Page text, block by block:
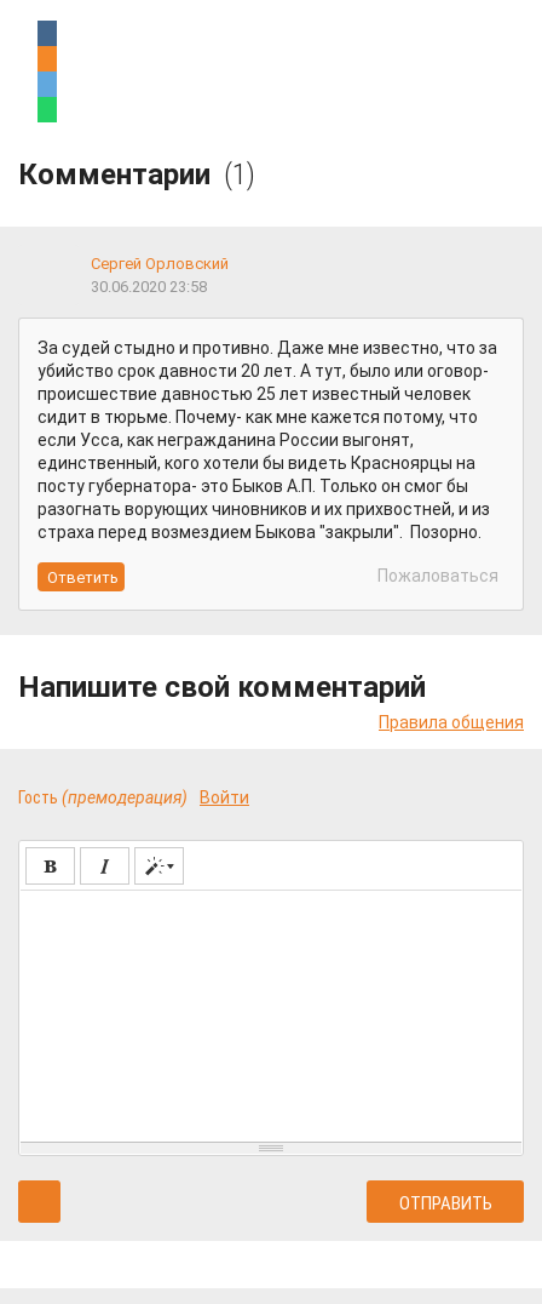
Комментарии (1)
Сергей Орловский
30.06.2020 23:58
За судей стыдно и противно. Даже мне известно, что за
убийство срок давности 20 лет. А тут, было или оговор-
происшествие давностью 25 лет известный человек
сидит в тюрьме. Почему- как мне кажется потому, что
если Усса, как негражданина России выгонят,
единственный, кого хотели бы видеть Красноярцы на
посту губернатора- это Быков А.П. Только он смог бы
разогнать ворующих чиновников и их прихвостней, и из
страха перед возмездием Быкова "закрыли". Позорно.
Пожаловаться
Напишите свой комментарий
Правила общения
Гость (премодерация) Войти